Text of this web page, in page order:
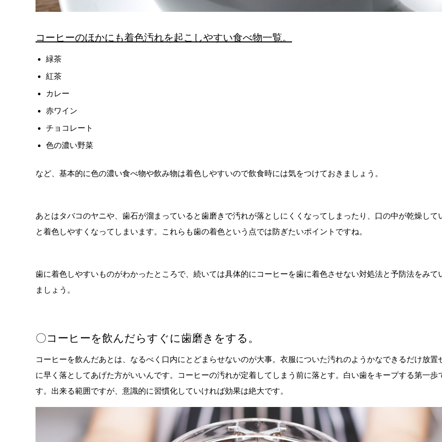
コーヒーのほかにも着色汚れを起こしやすい食べ物一覧。
緑茶
紅茶
カレー
赤ワイン
チョコレート
色の濃い野菜
など、基本的に色の濃い食べ物や飲み物は着色しやすいので飲食時には気をつけておきましょう。
あとはタバコのヤニや、歯石が溜まっていると歯磨きで汚れが落としにくくなってしまったり、口の中が乾燥して
と着色しやすくなってしまいます。これらも歯の着色という点では防ぎたいポイントですね。
歯に着色しやすいものがわかったところで、続いては具体的にコーヒーを歯に着色させない対処法と予防法をみて
ましょう。
〇コーヒーを飲んだらすぐに歯磨きをする。
コーヒーを飲んだあとは、なるべく口内にとどまらせないのが大事。衣服についた汚れのようかなできるだけ放置
に早く落としてあげた方がいいんです。コーヒーの汚れが定着してしまう前に落とす。白い歯をキープする第一歩
す。出来る範囲ですが、意識的に習慣化していければ効果は絶大です。